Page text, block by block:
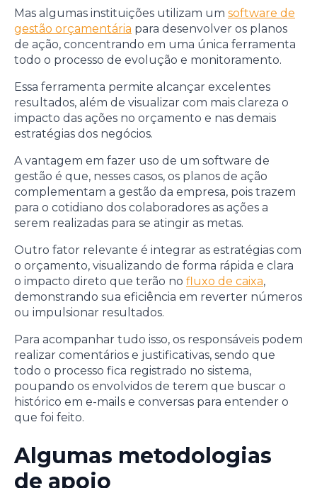
Mas algumas instituições utilizam um software de
gestão orçamentária para desenvolver os planos
de ação, concentrando em uma única ferramenta
todo o processo de evolução e monitoramento.
Essa ferramenta permite alcançar excelentes
resultados, além de visualizar com mais clareza o
impacto das ações no orçamento e nas demais
estratégias dos negócios.
A vantagem em fazer uso de um software de
gestão é que, nesses casos, os planos de ação
complementam a gestão da empresa, pois trazem
para o cotidiano dos colaboradores as ações a
serem realizadas para se atingir as metas.
Outro fator relevante é integrar as estratégias com
o orçamento, visualizando de forma rápida e clara
o impacto direto que terão no fluxo de caixa,
demonstrando sua eficiência em reverter números
ou impulsionar resultados.
Para acompanhar tudo isso, os responsáveis podem
realizar comentários e justificativas, sendo que
todo o processo fica registrado no sistema,
poupando os envolvidos de terem que buscar o
histórico em e-mails e conversas para entender o
que foi feito.
Algumas metodologias
de apoio